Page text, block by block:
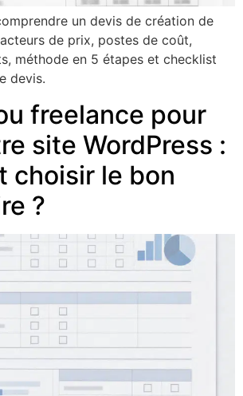
un devis de création de
de prix, postes de coût,
méthode en 5 étapes et checklist
devis.
freelance pour
site WordPress :
choisir le bon
?